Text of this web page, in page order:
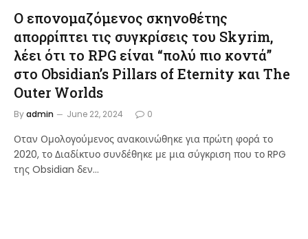
Ο επονομαζόμενος σκηνοθέτης
απορρίπτει τις συγκρίσεις του Skyrim,
λέει ότι το RPG είναι “πολύ πιο κοντά”
στο Obsidian’s Pillars of Eternity και The
Outer Worlds
Byadmin June 22, 2024 0
Οταν Ομολογούμενος ανακοινώθηκε για πρώτη φορά το
2020, το Διαδίκτυο συνδέθηκε με μια σύγκριση που το RPG
της Obsidian δεν…